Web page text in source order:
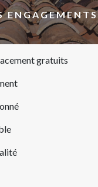
ENGAGEMENTS
gratuits